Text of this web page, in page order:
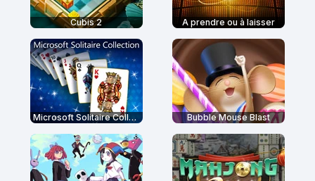
Cubis 2 A prendre ou à laisser
Microsoft Solitaire Collection Bubble Mouse Blast